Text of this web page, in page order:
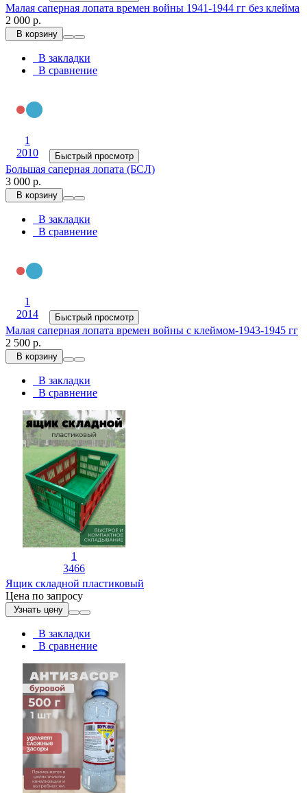
Малая саперная лопата времен войны 1941-1944 гг без клейма
2 000 р.
В корзину
В закладки
В сравнение
1
2010
Быстрый просмотр
Большая саперная лопата (БСЛ)
3 000 р.
В корзину
В закладки
В сравнение
1
2014
Быстрый просмотр
Малая саперная лопата времен войны с клеймом-1943-1945 гг
2 500 р.
В корзину
В закладки
В сравнение
1
3466
Ящик складной пластиковый
Цена по запросу
Узнать цену
В закладки
В сравнение